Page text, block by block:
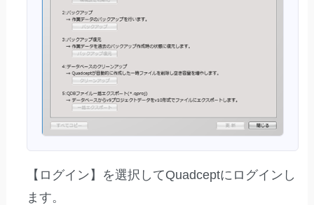
【ログイン】を選択してQuadceptにログインし
ます。